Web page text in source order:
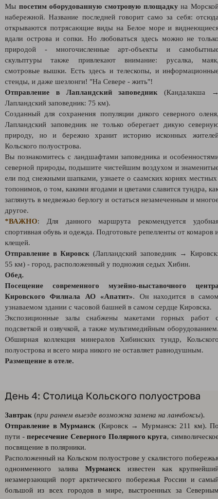
Мы посетим оборудованную смотровую площадкуна
набережной. Название последней говорит само за себя:
открываются потрясающие виды на Белое море и
вдали острова и сопки. Но любоваться здесь можно не
природой - многочисленные арт-объекты и
скульптуры также привлекают внимание: русалка,
смотровые вышки. Есть здесь и телескопы, и
стенды, и даже шезлонги! "На Севере - жить"!
Отправление в Лапландский заповедник (Кандалакша
Лапландский заповедник: 75 км).
Созданный для сохранения популяции дикого северного
Лапландский заповедник не только оберегает дикую
природу, но и бережно хранит историю исконных
Кольского полуострова.
Вы познакомитесь с ландшафтами заповедника и
северной природы, подышите чистейшим воздухом и
ели под снежными шапками, узнаете о саамских корнях
топонимов, о том, какими ягодами и цветами славится тундра,
заглянуть в медвежью берлогу и остаться незамеченным и
другое.
*ВАЖНО: Для данного маршрута рекомендуется
спортивная обувь и одежда. Подготовьте репелленты от комаров
клещей.
Отправление в Кировск (Лапландский заповедник →
55 км) - город, расположенный у подножия седых Хибин.
Обед.
Посещение современного музейно-выставочного
Кировского Филиала АО «Апатит». Он находится в
узнаваемом здании с часовой башней в самом сердце Кировска.
Экспозиционные залы снабжены макетами горных работ
подсветкой и озвучкой, а также мультимедийным
Обширная коллекция минералов Хибинских тундр,
полуострова и всего мира никого не оставляет равнодушным.
Размещение в отеле.
День 4: Столица Кольского полуострова
Завтрак (при раннем выезде возможна замена на ланчбоксы).
Отправление в Мурманск (Кировск → Мурманск: 211 км).
пути -пересечение Северного Полярного круга,
посвящение в полярники.
Расположенный на Кольском полуострове у скалистого
одноименного залива Мурманск известен как
незамерзающий порт арктического побережья России и
большой из всех городов в мире, выстроенных за